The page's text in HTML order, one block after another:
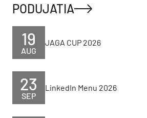
PODUJATIA
AUG
19 JAGA CUP 2026
SEP
23 LinkedIn Menu 2026